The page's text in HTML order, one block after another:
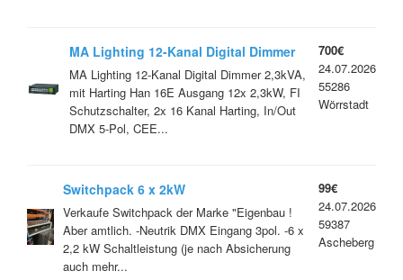
MA Lighting 12-Kanal Digital Dimmer
2,3kVA, mit Harting Han 16E Ausgang
MA Lighting 12-Kanal Digital Dimmer 2,3kVA,
mit Harting Han 16E Ausgang 12x 2,3kW, FI
Schutzschalter, 2x 16 Kanal Harting, In/Out
DMX 5-Pol, CEE...
700€
24.07.2026
55286
Wörrstadt
Switchpack 6 x 2kW
Verkaufe Switchpack der Marke "Eigenbau !
Aber amtlich. -Neutrik DMX Eingang 3pol. -6 x
2,2 kW Schaltleistung (je nach Absicherung
auch mehr...
99€
24.07.2026
59387
Ascheberg